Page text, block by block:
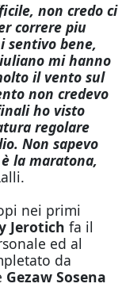
non credo ci
correre piu
sentivo bene,
mi hanno
il vento sul
non credevo
ho visto
regolare
Non sapevo
la maratona,
nei primi
Jerotich fa il
ed al
da
Gezaw Sosena